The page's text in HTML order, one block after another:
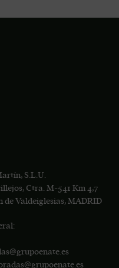
S.L.U.
Ctra. M-541 Km 4,7
de Valdeiglesias, MADRID